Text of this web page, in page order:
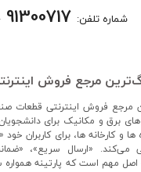
شماره تلفن:
مرجع فروش
مرجع فروش اینترنتی قطعات
های برق و مکانیک برای
ها و کارخانه ها، برای
می‌کند. «ارسال سریع»،
مهم است که پارتینه همواره